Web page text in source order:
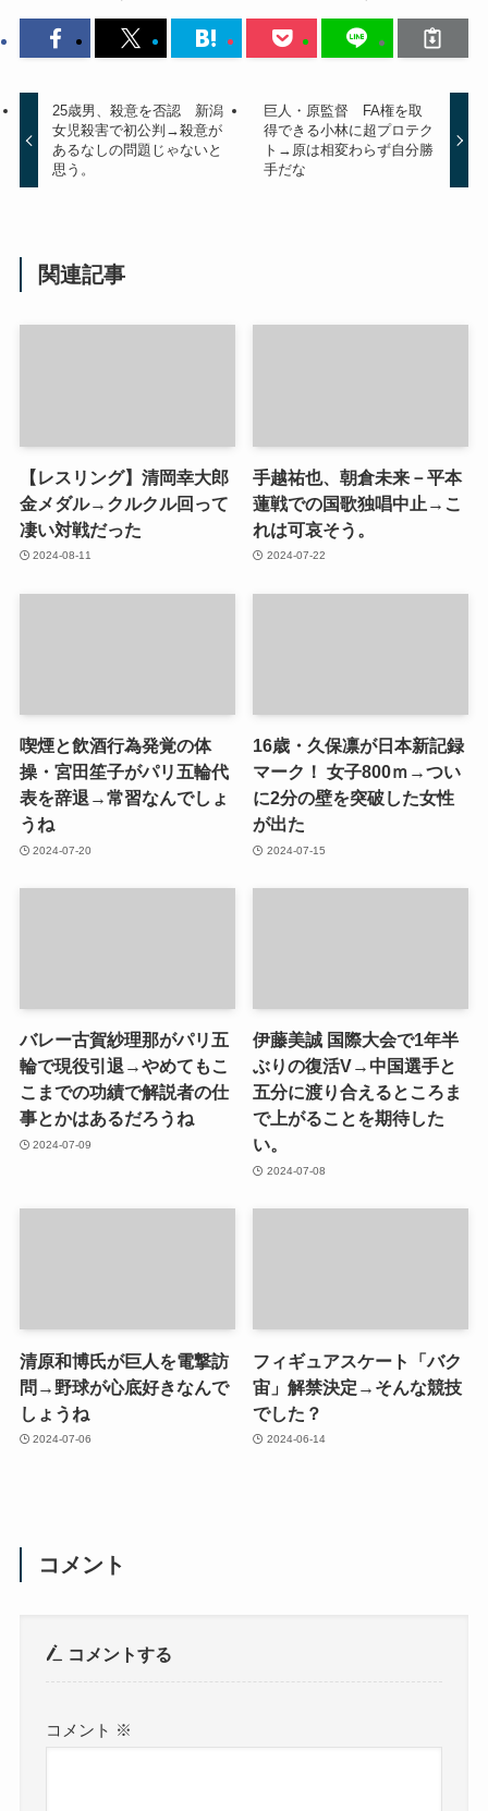
25歳男、殺意を否認 新潟
女児殺害で初公判→殺意が
あるなしの問題じゃないと
思う。
巨人・原監督 FA権を取
得できる小林に超プロテク
ト→原は相変わらず自分勝
手だな
関連記事
【レスリング】清岡幸大郎
金メダル→クルクル回って
凄い対戦だった
2024-08-11
手越祐也、朝倉未来－平本
蓮戦での国歌独唱中止→こ
れは可哀そう。
2024-07-22
喫煙と飲酒行為発覚の体
操・宮田笙子がパリ五輪代
表を辞退→常習なんでしょ
うね
2024-07-20
16歳・久保凛が日本新記録
マーク！ 女子800ｍ→つい
に2分の壁を突破した女性
が出た
2024-07-15
バレー古賀紗理那がパリ五
輪で現役引退→やめてもこ
こまでの功績で解説者の仕
事とかはあるだろうね
2024-07-09
伊藤美誠 国際大会で1年半
ぶりの復活V→中国選手と
五分に渡り合えるところま
で上がることを期待した
い。
2024-07-08
清原和博氏が巨人を電撃訪
問→野球が心底好きなんで
しょうね
2024-07-06
フィギュアスケート「バク
宙」解禁決定→そんな競技
でした？
2024-06-14
コメント
コメントする
コメント ※